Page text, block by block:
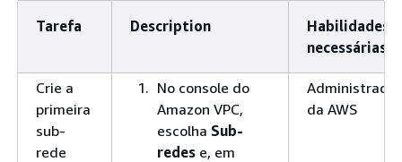
Tarefa Description
Habilidades
necessárias
Crie a
primeira
sub-
rede
No console do
Amazon VPC,
escolha Sub-
redes e, em
Administrador
da AWS